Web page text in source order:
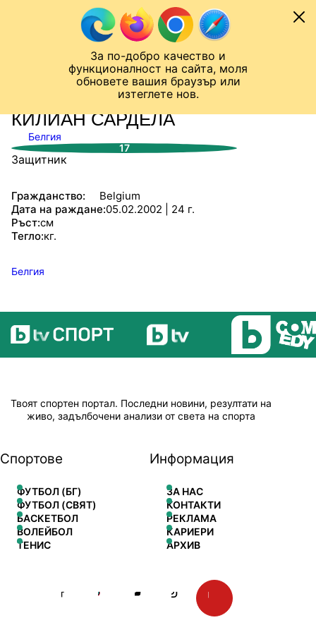
За по-добро качество и
функционалност на сайта, моля
обновете вашия браузър или
изтеглете нов.
Към съдържанието
Лига на Конференциите
СТАТИСТИКИ
КИЛИАН САРДЕЛА
Белгия
17
Защитник
Гражданство:
Belgium
Дата на раждане:05.02.2002 | 24 г.
Ръст:см
Тегло:кг.
Белгия
Твоят спортен портал. Последни новини, резултати на
живо, задълбочени анализи от света на спорта
Спортове
ФУТБОЛ (БГ)
ФУТБОЛ (СВЯТ)
БАСКЕТБОЛ
ВОЛЕЙБОЛ
ТЕНИС
Информация
ЗА НАС
КОНТАКТИ
РЕКЛАМА
КАРИЕРИ
АРХИВ